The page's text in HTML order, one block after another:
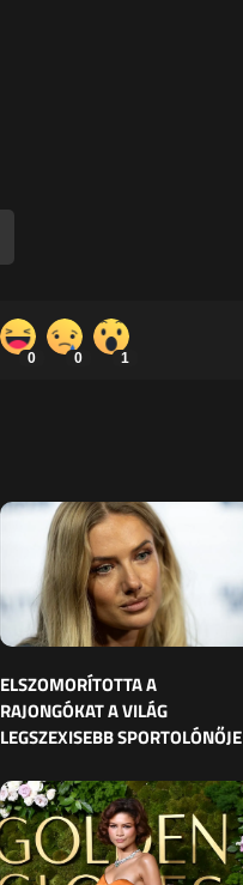
0 0 1
ELSZOMORÍTOTTA A
RAJONGÓKAT A VILÁG
LEGSZEXISEBB SPORTOLÓNŐJE